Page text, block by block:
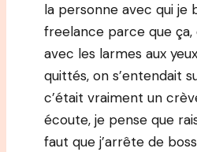
la personne avec qui je
freelance parce que
avec les larmes aux
quittés, on s’entendait
c’était vraiment un
écoute, je pense que
faut que j’arrête de